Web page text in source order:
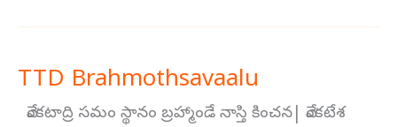
TTD Brahmothsavaalu
వేంకటాద్రి సమం స్థానం బ్రహ్మాండే నాస్తి కించన| వేంకటేశ
TTD
Brahmothsavaalu